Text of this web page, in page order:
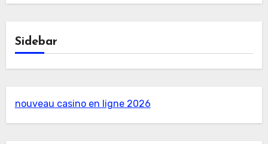
Sidebar
nouveau casino en ligne 2026